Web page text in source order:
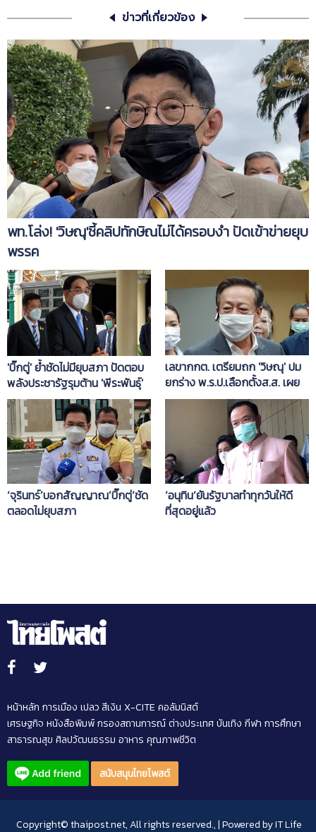
ข่าวที่เกี่ยวข้อง
พท.โล่ง! 'วิษณุ'ชี้คลิปทักษิณไม่ได้ครอบงำ ปัดเข้าข่ายยุบ
พรรค
'บิ๊กตู่' ย้ำชัดไม่มียุบสภา ปัดตอบ
พลังประชารัฐรุมต้าน 'พีระพันธุ์'
เลขากกต. เตรียมถก 'วิษณุ' ปม
ยกร่าง พ.ร.ป.เลือกตั้งส.ส. เผย
'ศรัณย์วุฒิ-พรพิมล' ต้องหา
สังกัดพรรคใหม่ใน 30 วัน
‘จุรินทร์’บอกสัญญาณ’บิ๊กตู่’ชัด
ตลอดไม่ยุบสภา
‘อนุทิน’ยันรัฐบาลทำทุกวันให้ดี
ที่สุดอยู่แล้ว
หน้าหลัก การเมือง เปลว สีเงิน X-CITE คอลัมนิสต์
เศรษฐกิจ หนังสือพิมพ์กรองสถานการณ์ต่างประเทศบันเทิง กีฬา การศึกษา
สาธารณสุข ศิลปวัฒนธรรม อาหาร คุณภาพชีวิต
สนับสนุนไทยโพสต์
Copyright© thaipost.net, All rights reserved., | Powered byIT Life